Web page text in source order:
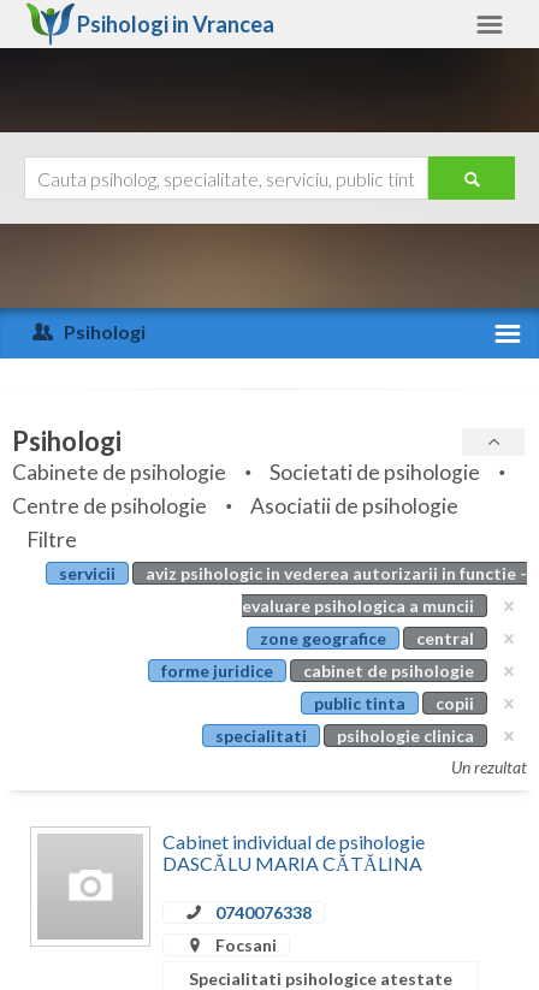
Psihologi inVrancea
Arad
Arges
Bihor
Bistrita-Nasaud
Botosani
Calarasi
Constanta
Ajutor
Psihologi
Specialitati
Servicii
Articole
Evenimente
Psihologi
Cabinete de psihologie
Societati de psihologie
Centre de psihologie
Asociatii de psihologie
Filtre
servicii
aviz psihologic in vederea autorizarii in functie -
evaluare psihologica a muncii
zone geografice
central
forme juridice
cabinet de psihologie
public tinta
copii
specialitati
psihologie clinica
Un rezultat
Cabinet individual de psihologie
DASCĂLU MARIA CĂTĂLINA
0740076338
Focsani
Specialitati psihologice atestate